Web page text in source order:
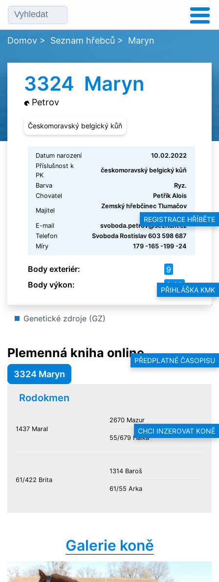
REGISTRACE HŘÍBĚTE
PŘIHLÁŠKA KMK
PŘEDPLATNÉ ČASOPISU
CHCI INZEROVAT KONĚ
Domov > Seznam hřebců > Maryn
3324 Maryn
Petrov
Českomoravský belgický kůň
Datum narození
10.02.2022
Příslušnost k
PK
českomoravský belgický kůň
Barva
Ryz.
Chovatel
Petřík Alois
Majitel
Zemský hřebčinec Tlumačov
s.p.o.
E-mail
svoboda.petrov@seznam.cz
Telefon
Svoboda Rostislav 603 598 687
Míry
179 -165 -199 -24
Body exteriér:
9
Body výkon:
8.28
Genetické zdroje (GZ)
Plemenná kniha online
3324 Maryn
Rodokmen
1437 Maral
2670 Mazur
55/679 Halka
61/422 Brita
1314 Baroš
61/55 Arka
Galerie koně